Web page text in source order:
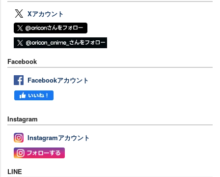
Xアカウント
Facebook
Facebookアカウント
Instagram
Instagramアカウント
LINE